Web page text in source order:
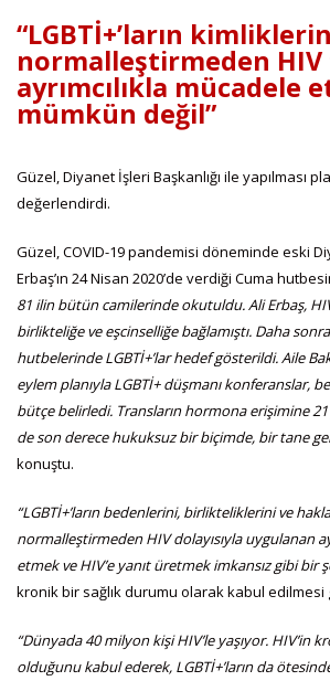
“LGBTİ+’ların
normalleştirmeden
ayrımcılıkla mücadele
mümkün değil”
Güzel, Diyanet İşleri Başkanlığı ile yapılması
değerlendirdi.
Güzel, COVID-19 pandemisi döneminde eski
Erbaş’ın 24 Nisan 2020’de verdiği Cuma
81 ilin bütün camilerinde okutuldu. Ali Erbaş,
birlikteliğe ve eşcinselliğe bağlamıştı. Daha
hutbelerinde LGBTİ+’lar hedef gösterildi. Aile
eylem planıyla LGBTİ+ düşmanı konferanslar,
bütçe belirledi. Transların hormona erişimine 21
de son derece hukuksuz bir biçimde, bir tane
konuştu.
“LGBTİ+’ların bedenlerini, birlikteliklerini ve
normalleştirmeden HIV dolayısıyla uygulanan
etmek ve HIV’e yanıt üretmek imkansız gibi bir
kronik bir sağlık durumu olarak kabul edilmesi
“Dünyada 40 milyon kişi HIV’le yaşıyor. HIV’in
olduğunu kabul ederek, LGBTİ+’ların da